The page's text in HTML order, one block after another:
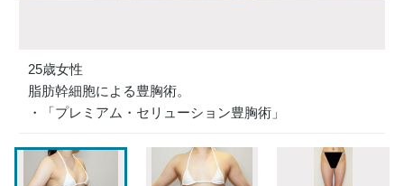
25歳女性
脂肪幹細胞による豊胸術。
・「プレミアム・セリューション豊胸術」